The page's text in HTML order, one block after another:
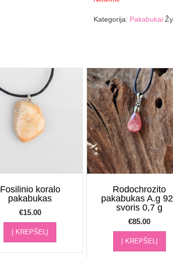
Kategorija: Pakabukai
Fosilinio koralo
pakabukas
€15.00
Į KREPŠELĮ
Rodochrozito
pakabukas A.g
svoris 0,7 g
€85.00
Į KREPŠELĮ